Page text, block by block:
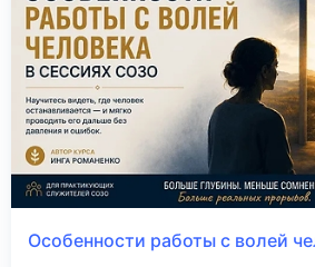
Особенности работы с волей